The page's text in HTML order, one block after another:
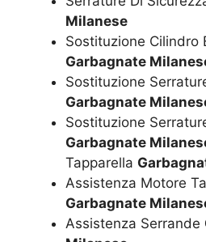
Milanese
Sostituzione Cilindro
Garbagnate
Sostituzione
Garbagnate
Sostituzione
Garbagnate
Tapparella
Assistenza Motore
Garbagnate
Assistenza Serrande